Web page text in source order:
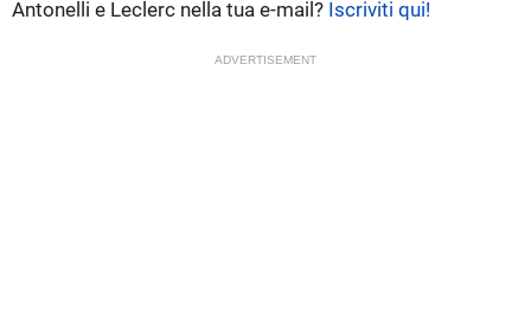
Antonelli e Leclerc nella tua e-mail? Iscriviti qui!
ADVERTISEMENT